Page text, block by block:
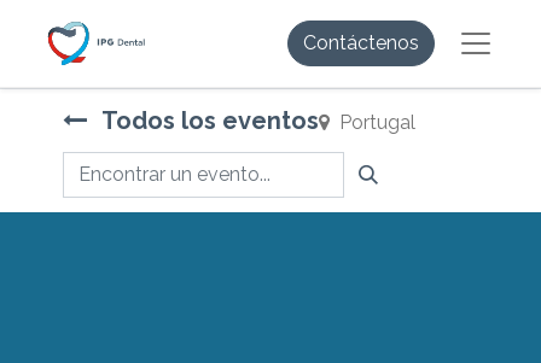
Contáctenos
Todos los eventos Portugal